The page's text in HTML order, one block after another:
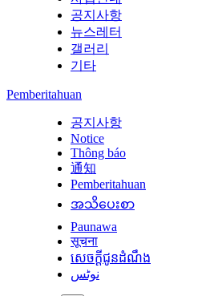
공지사항
뉴스레터
갤러리
기타
Pemberitahuan
공지사항
Notice
Thông báo
通知
Pemberitahuan
အသိပေးစာ
Paunawa
सूचना
សេចក្តីជូនដំណឹង
نوٹس